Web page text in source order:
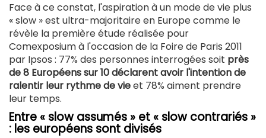
Face à ce constat, l'aspiration à un mode de vie plus
« slow » est ultra-majoritaire en Europe comme le
révèle la première étude réalisée pour
Comexposium à l'occasion de la Foire de Paris 2011
par Ipsos : 77% des personnes interrogées soit près
de 8 Européens sur 10 déclarent avoir l'intention de
ralentir leur rythme de vieet 78% aiment prendre
leur temps.
Entre « slow assumés » et « slow contrariés »
: les européens sont divisés